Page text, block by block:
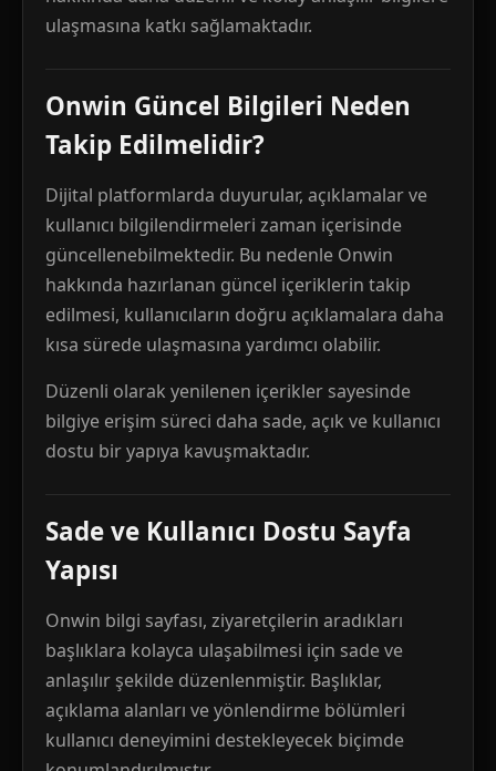
ulaşmasına katkı sağlamaktadır.
Onwin Güncel Bilgileri Neden
Takip Edilmelidir?
Dijital platformlarda duyurular, açıklamalar ve
kullanıcı bilgilendirmeleri zaman içerisinde
güncellenebilmektedir. Bu nedenle Onwin
hakkında hazırlanan güncel içeriklerin takip
edilmesi, kullanıcıların doğru açıklamalara daha
kısa sürede ulaşmasına yardımcı olabilir.
Düzenli olarak yenilenen içerikler sayesinde
bilgiye erişim süreci daha sade, açık ve kullanıcı
dostu bir yapıya kavuşmaktadır.
Sade ve Kullanıcı Dostu Sayfa
Yapısı
Onwin bilgi sayfası, ziyaretçilerin aradıkları
başlıklara kolayca ulaşabilmesi için sade ve
anlaşılır şekilde düzenlenmiştir. Başlıklar,
açıklama alanları ve yönlendirme bölümleri
kullanıcı deneyimini destekleyecek biçimde